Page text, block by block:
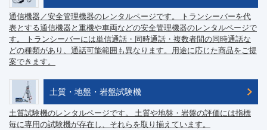
通信機器／安全管理機器のレンタルページです。 トランシーバーを代
表とする通信機器と重機や車両などの安全管理機器のレンタルページで
す。 トランシーバーには単信通話・同時通話・複数者間の同時通話な
どの種類があり、通話可能範囲も異なります。用途に応じた商品をご提
案できます。
土質・地盤・岩盤試験機
土質試験機のレンタルページです。 土質や地盤・岩盤の評価には指標
毎に専用の試験機が存在し、それらを取り揃えています。